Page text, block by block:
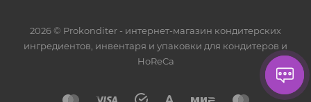
2026 © Prokonditer - интернет-магазин кондитерских
ингредиентов, инвентаря и упаковки для кондитеров и
HoReCa